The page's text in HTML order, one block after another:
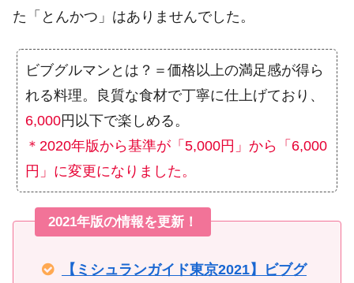
た「とんかつ」はありませんでした。
ビブグルマンとは？＝価格以上の満足感が得ら
れる料理。良質な食材で丁寧に仕上げており、
6,000円以下で楽しめる。
＊2020年版から基準が「5,000円」から「6,000
円」に変更になりました。
2021年版の情報を更新！
【ミシュランガイド東京2021】ビブグ